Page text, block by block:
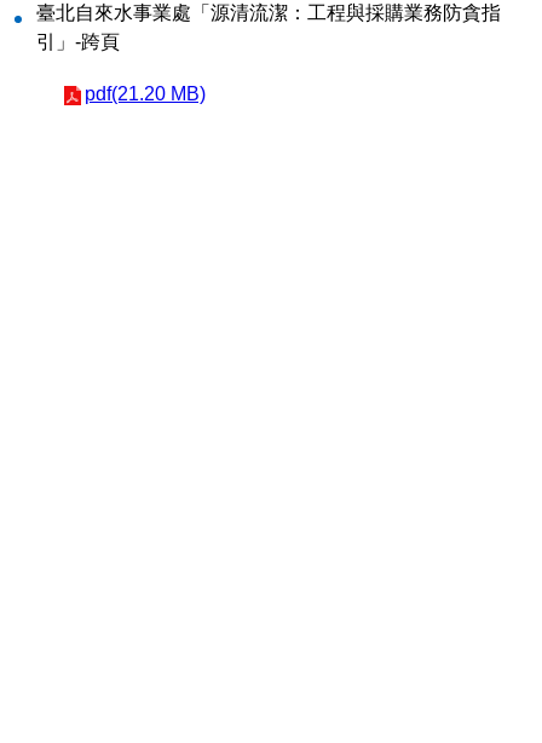
臺北自來水事業處「源清流潔：工程與採購業務防貪指
引」-跨頁
pdf(21.20 MB)